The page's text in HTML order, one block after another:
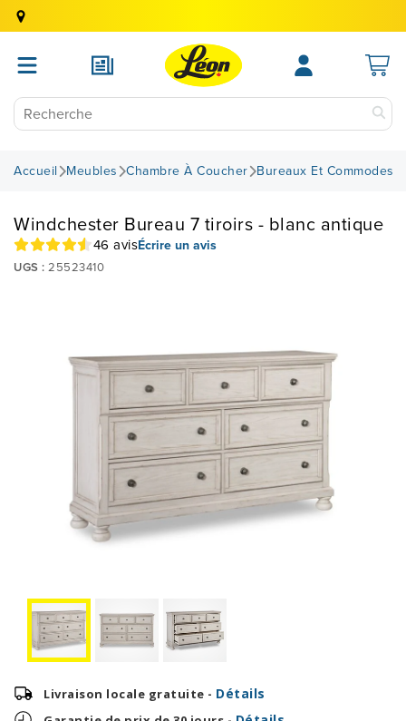
Accueil Meubles Chambre À Coucher Bureaux Et Commodes
Windchester Bureau 7 tiroirs - blanc antique
46 avisÉcrire un avis
UGS : 25523410
Livraison locale gratuite - Détails